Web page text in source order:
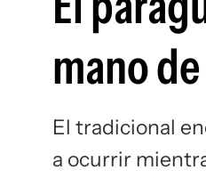
mano
El tradicional
a ocurrir